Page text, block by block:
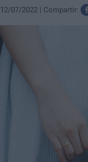
12/07/2022 Compartir: